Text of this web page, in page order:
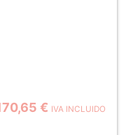
€ IVA INCLUIDO